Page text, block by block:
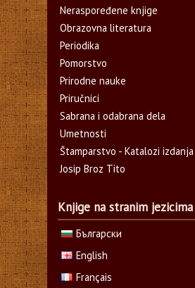
Neraspoređene knjige
Obrazovna literatura
Periodika
Pomorstvo
Prirodne nauke
Priručnici
Sabrana i odabrana dela
Umetnosti
Štamparstvo - Katalozi izdanja
Josip Broz Tito
Knjige na stranim jezicima
Български
English
Français